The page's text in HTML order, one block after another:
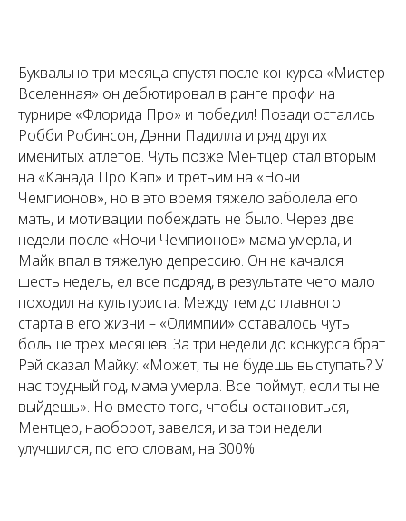
Буквально три месяца спустя после конкурса «Мистер
Вселенная» он дебютировал в ранге профи на
турнире «Флорида Про» и победил! Позади остались
Робби Робинсон, Дэнни Падилла и ряд других
именитых атлетов. Чуть позже Ментцер стал вторым
на «Канада Про Кап» и третьим на «Ночи
Чемпионов», но в это время тяжело заболела его
мать, и мотивации побеждать не было. Через две
недели после «Ночи Чемпионов» мама умерла, и
Майк впал в тяжелую депрессию. Он не качался
шесть недель, ел все подряд, в результате чего мало
походил на культуриста. Между тем до главного
старта в его жизни – «Олимпии» оставалось чуть
больше трех месяцев. За три недели до конкурса брат
Рэй сказал Майку: «Может, ты не будешь выступать? У
нас трудный год, мама умерла. Все поймут, если ты не
выйдешь». Но вместо того, чтобы остановиться,
Ментцер, наоборот, завелся, и за три недели
улучшился, по его словам, на 300%!